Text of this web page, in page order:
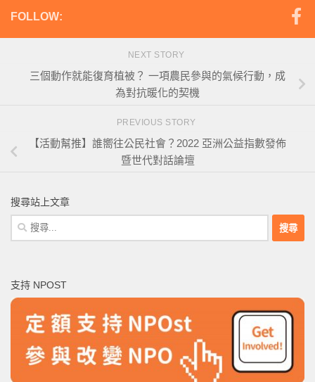
FOLLOW:
NEXT STORY
三個動作就能復育植被？ 一項農民參與的氣候行動，成
為對抗暖化的契機
PREVIOUS STORY
【活動幫推】誰嚮往公民社會？2022 亞洲公益指數發佈
暨世代對話論壇
搜尋站上文章
搜
尋
字:
支持 NPOST